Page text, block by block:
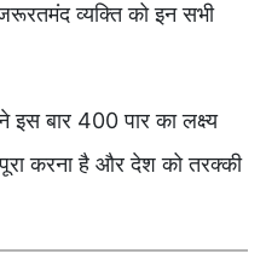
व्यक्ति को इन सभी
इस बार 400 पार का लक्ष्य
करना है और देश को तरक्की